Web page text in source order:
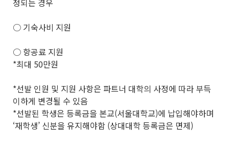
정되는 경우
○ 기숙사비 지원
○ 항공료 지원
*최대 50만원
*선발 인원 및 지원 사항은 파트너 대학의 사정에 따라 부득
이하게 변경될 수 있음
*선발된 학생은 등록금을 본교(서울대학교)에 납입해야하며
‘재학생’ 신분을 유지해야함 (상대대학 등록금은 면제)